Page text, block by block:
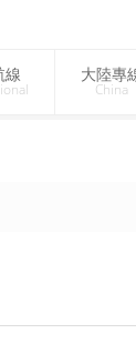
線 大陸專
China